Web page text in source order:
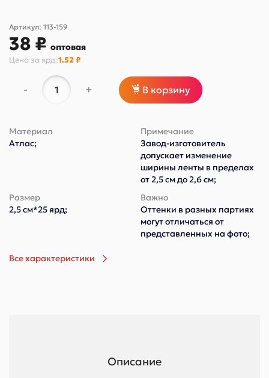
Артикул: 113-159
38 ₽ оптовая
Цена за ярд:1.52 ₽
- + В корзину
Материал
Атлас;
Примечание
Завод-изготовитель
допускает изменение
ширины ленты в пределах
от 2,5 см до 2,6 см;
Размер
2,5 см*25 ярд;
Важно
Оттенки в разных партиях
могут отличаться от
представленных на фото;
Все характеристики
Описание